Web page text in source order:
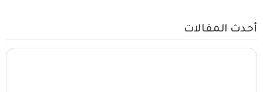
أحدث المقالات